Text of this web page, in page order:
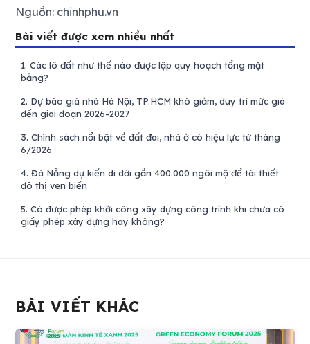
Nguồn: chinhphu.vn
Bài viết được xem nhiều nhất
1. Các lô đất như thế nào được lập quy hoạch tổng mặt
bằng?
2. Dự báo giá nhà Hà Nội, TP.HCM khó giảm, duy trì mức giá
đến giai đoạn 2026-2027
3. Chính sách nổi bật về đất đai, nhà ở có hiệu lực từ tháng
6/2026
4. Đà Nẵng dự kiến di dời gần 400.000 ngôi mộ để tái thiết
đô thị ven biển
5. Có được phép khởi công xây dựng công trình khi chưa có
giấy phép xây dựng hay không?
BÀI VIẾT KHÁC